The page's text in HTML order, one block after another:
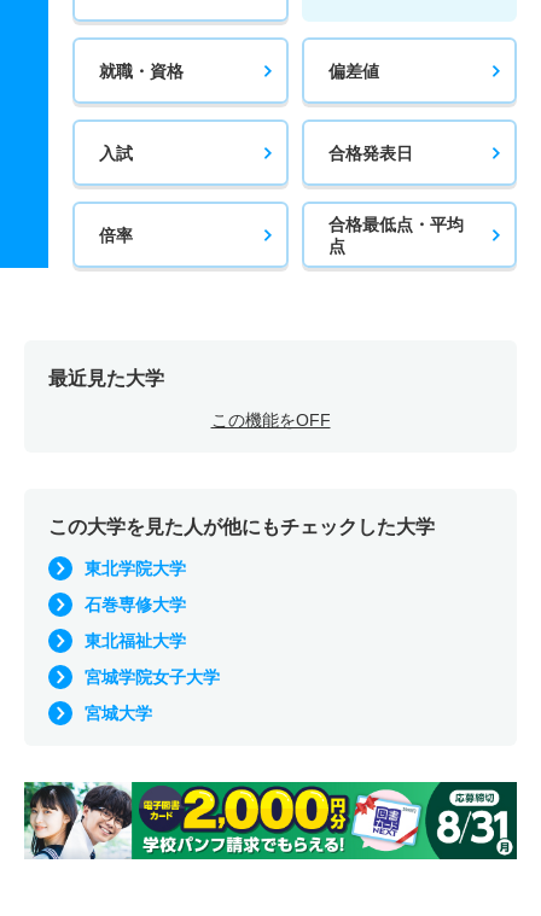
就職・資格 偏差値
入試 合格発表日
倍率
合格最低点・平均
点
最近見た大学
この機能をOFF
この大学を見た人が他にもチェックした大学
東北学院大学
石巻専修大学
東北福祉大学
宮城学院女子大学
宮城大学